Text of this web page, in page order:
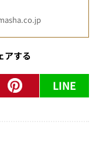
アする
LINE